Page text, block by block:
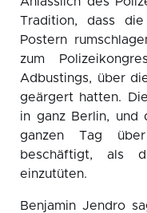
Tradition, dass
Postern
zum
Adbustings, über
geärgert hatten.
in ganz Berlin, und
ganzen Tag
beschäftigt, als
einzutüten.
Benjamin Jendro